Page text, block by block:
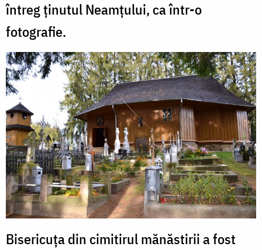
întreg ţinutul Neamţului, ca într-o
fotografie.
Bisericuţa din cimitirul mănăstirii a fost